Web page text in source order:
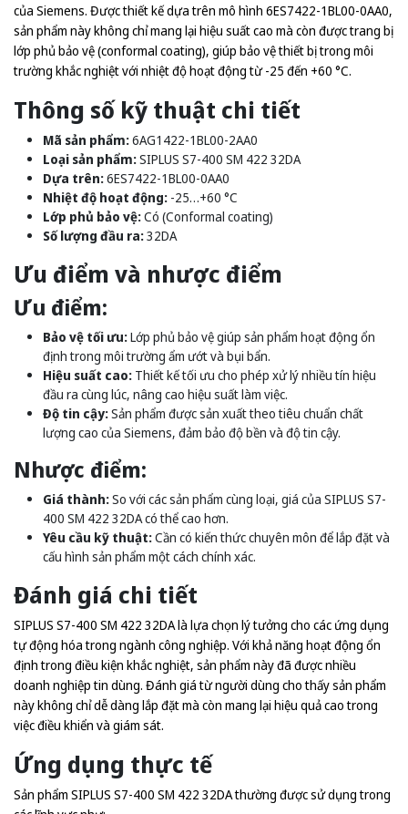
của Siemens. Được thiết kế dựa trên mô hình 6ES7422-1BL00-0AA0,
sản phẩm này không chỉ mang lại hiệu suất cao mà còn được trang bị
lớp phủ bảo vệ (conformal coating), giúp bảo vệ thiết bị trong môi
trường khắc nghiệt với nhiệt độ hoạt động từ -25 đến +60 °C.
Thông số kỹ thuật chi tiết
Mã sản phẩm:6AG1422-1BL00-2AA0
Loại sản phẩm:SIPLUS S7-400 SM 422 32DA
Dựa trên:6ES7422-1BL00-0AA0
Nhiệt độ hoạt động: -25…+60 °C
Lớp phủ bảo vệ:Có (Conformal coating)
Số lượng đầu ra:32DA
Ưu điểm và nhược điểm
Ưu điểm:
Bảo vệ tối ưu:Lớp phủ bảo vệ giúp sản phẩm hoạt động ổn
định trong môi trường ẩm ướt và bụi bẩn.
Hiệu suất cao: Thiết kế tối ưu cho phép xử lý nhiều tín hiệu
đầu ra cùng lúc, nâng cao hiệu suất làm việc.
Độ tin cậy:Sản phẩm được sản xuất theo tiêu chuẩn chất
lượng cao của Siemens, đảm bảo độ bền và độ tin cậy.
Nhược điểm:
Giá thành:So với các sản phẩm cùng loại, giá của SIPLUS S7-
400 SM 422 32DA có thể cao hơn.
Yêu cầu kỹ thuật:Cần có kiến thức chuyên môn để lắp đặt và
cấu hình sản phẩm một cách chính xác.
Đánh giá chi tiết
SIPLUS S7-400 SM 422 32DA là lựa chọn lý tưởng cho các ứng dụng
tự động hóa trong ngành công nghiệp. Với khả năng hoạt động ổn
định trong điều kiện khắc nghiệt, sản phẩm này đã được nhiều
doanh nghiệp tin dùng. Đánh giá từ người dùng cho thấy sản phẩm
này không chỉ dễ dàng lắp đặt mà còn mang lại hiệu quả cao trong
việc điều khiển và giám sát.
Ứng dụng thực tế
Sản phẩm SIPLUS S7-400 SM 422 32DA thường được sử dụng trong